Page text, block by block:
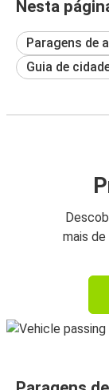
Nesta
Paragens de
Guia de
mais